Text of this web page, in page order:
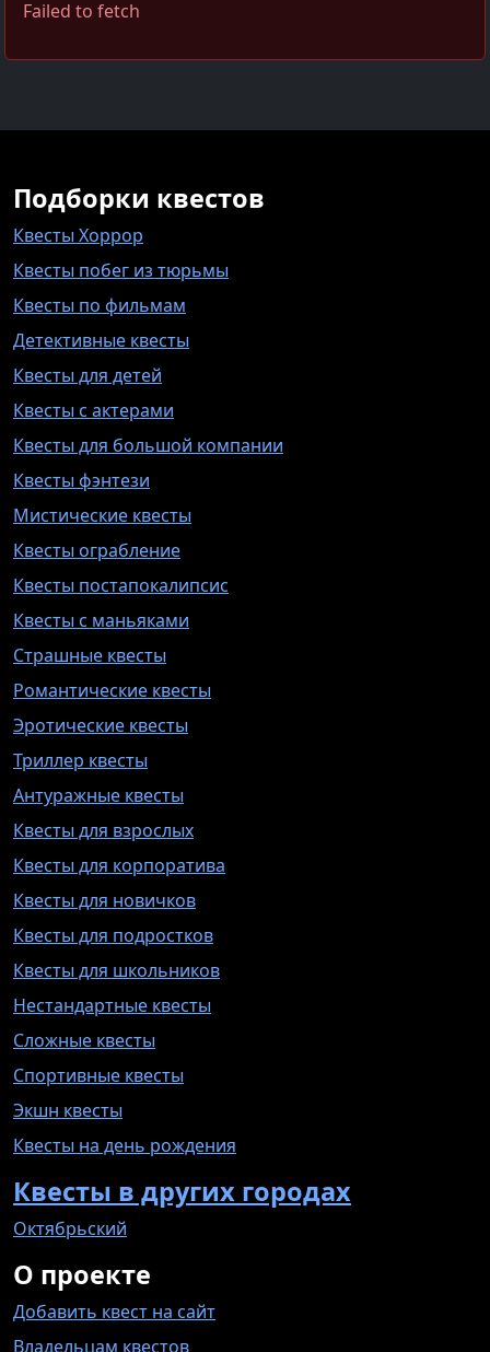
Failed to fetch
Подборки квестов
Квесты Хоррор
Квесты побег из тюрьмы
Квесты по фильмам
Детективные квесты
Квесты для детей
Квесты с актерами
Квесты для большой компании
Квесты фэнтези
Мистические квесты
Квесты ограбление
Квесты постапокалипсис
Квесты с маньяками
Страшные квесты
Романтические квесты
Эротические квесты
Триллер квесты
Антуражные квесты
Квесты для взрослых
Квесты для корпоратива
Квесты для новичков
Квесты для подростков
Квесты для школьников
Нестандартные квесты
Сложные квесты
Спортивные квесты
Экшн квесты
Квесты на день рождения
Квесты в других городах
Октябрьский
О проекте
Добавить квест на сайт
Владельцам квестов